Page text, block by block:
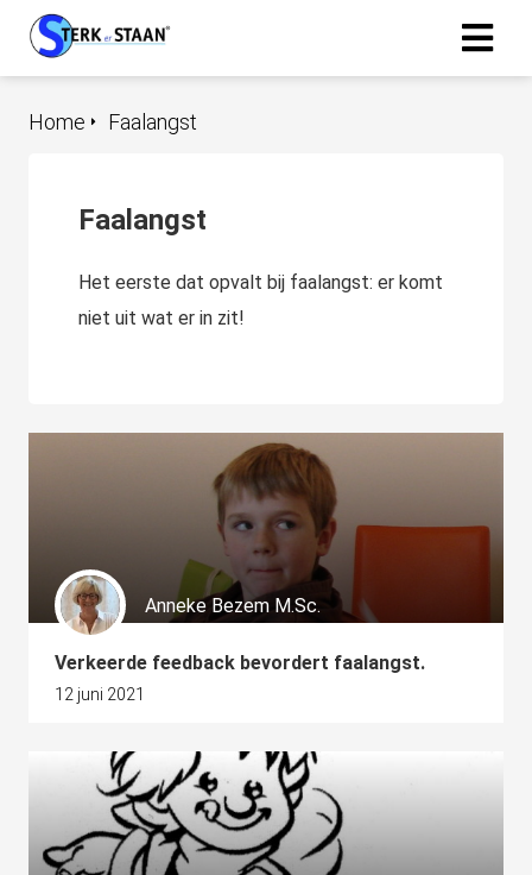
Faalangst
Home
Faalangst
Het eerste dat opvalt bij faalangst: er komt
niet uit wat er in zit!
Anneke Bezem M.Sc.
Verkeerde feedback bevordert faalangst.
12 juni 2021